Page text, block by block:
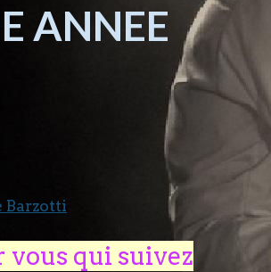
ANNEE
Barzotti
vous qui suivez